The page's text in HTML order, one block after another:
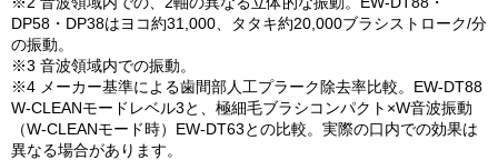
DP58・DP38はヨコ約31,000、タタキ約20,000ブラシストローク/分
の振動。
※3 音波領域内での振動。
※4 メーカー基準による歯間部人工プラーク除去率比較。EW-DT88
W-CLEANモードレベル3と、極細毛ブラシコンパクト×W音波振動
（W-CLEANモード時）EW-DT63との比較。実際の口内での効果は
異なる場合があります。